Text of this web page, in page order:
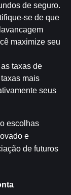
de seguro.
se de que
maximize seu
taxas de
mais
seus
escolhas
e
de futuros